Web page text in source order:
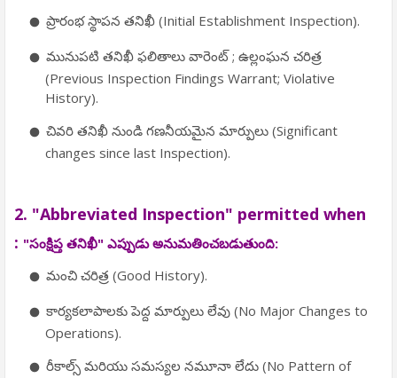
ప్రారంభ స్థాపన తనిఖీ (Initial Establishment Inspection).
మునుపటి తనిఖీ ఫలితాలు వారెంట్ ; ఉల్లంఘన చరిత్ర
(Previous Inspection Findings Warrant; Violative
History).
చివరి తనిఖీ నుండి గణనీయమైన మార్పులు (Significant
changes since last Inspection).
2. "Abbreviated Inspection" permitted when
: "సంక్షిప్త తనిఖీ" ఎప్పుడు అనుమతించబడుతుంది:
మంచి చరిత్ర (Good History).
కార్యకలాపాలకు పెద్ద మార్పులు లేవు (No Major Changes to
Operations).
రీకాల్స్ మరియు సమస్యల నమూనా లేదు (No Pattern of